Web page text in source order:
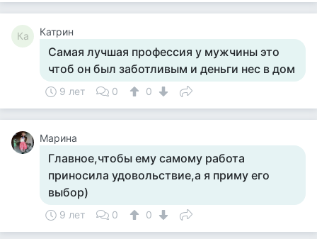
Ка Катрин
Самая лучшая профессия у мужчины это
чтоб он был заботливым и деньги нес в дом
9 лет 0 0
Марина
Главное,чтобы ему самому работа
приносила удовольствие,а я приму его
выбор)
9 лет 0 0